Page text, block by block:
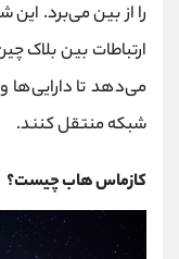
را از بین می‌برد. این
می‌دهد تا دارایی‌ها
شبکه منتقل کنند.
کازماس هاب چیست؟